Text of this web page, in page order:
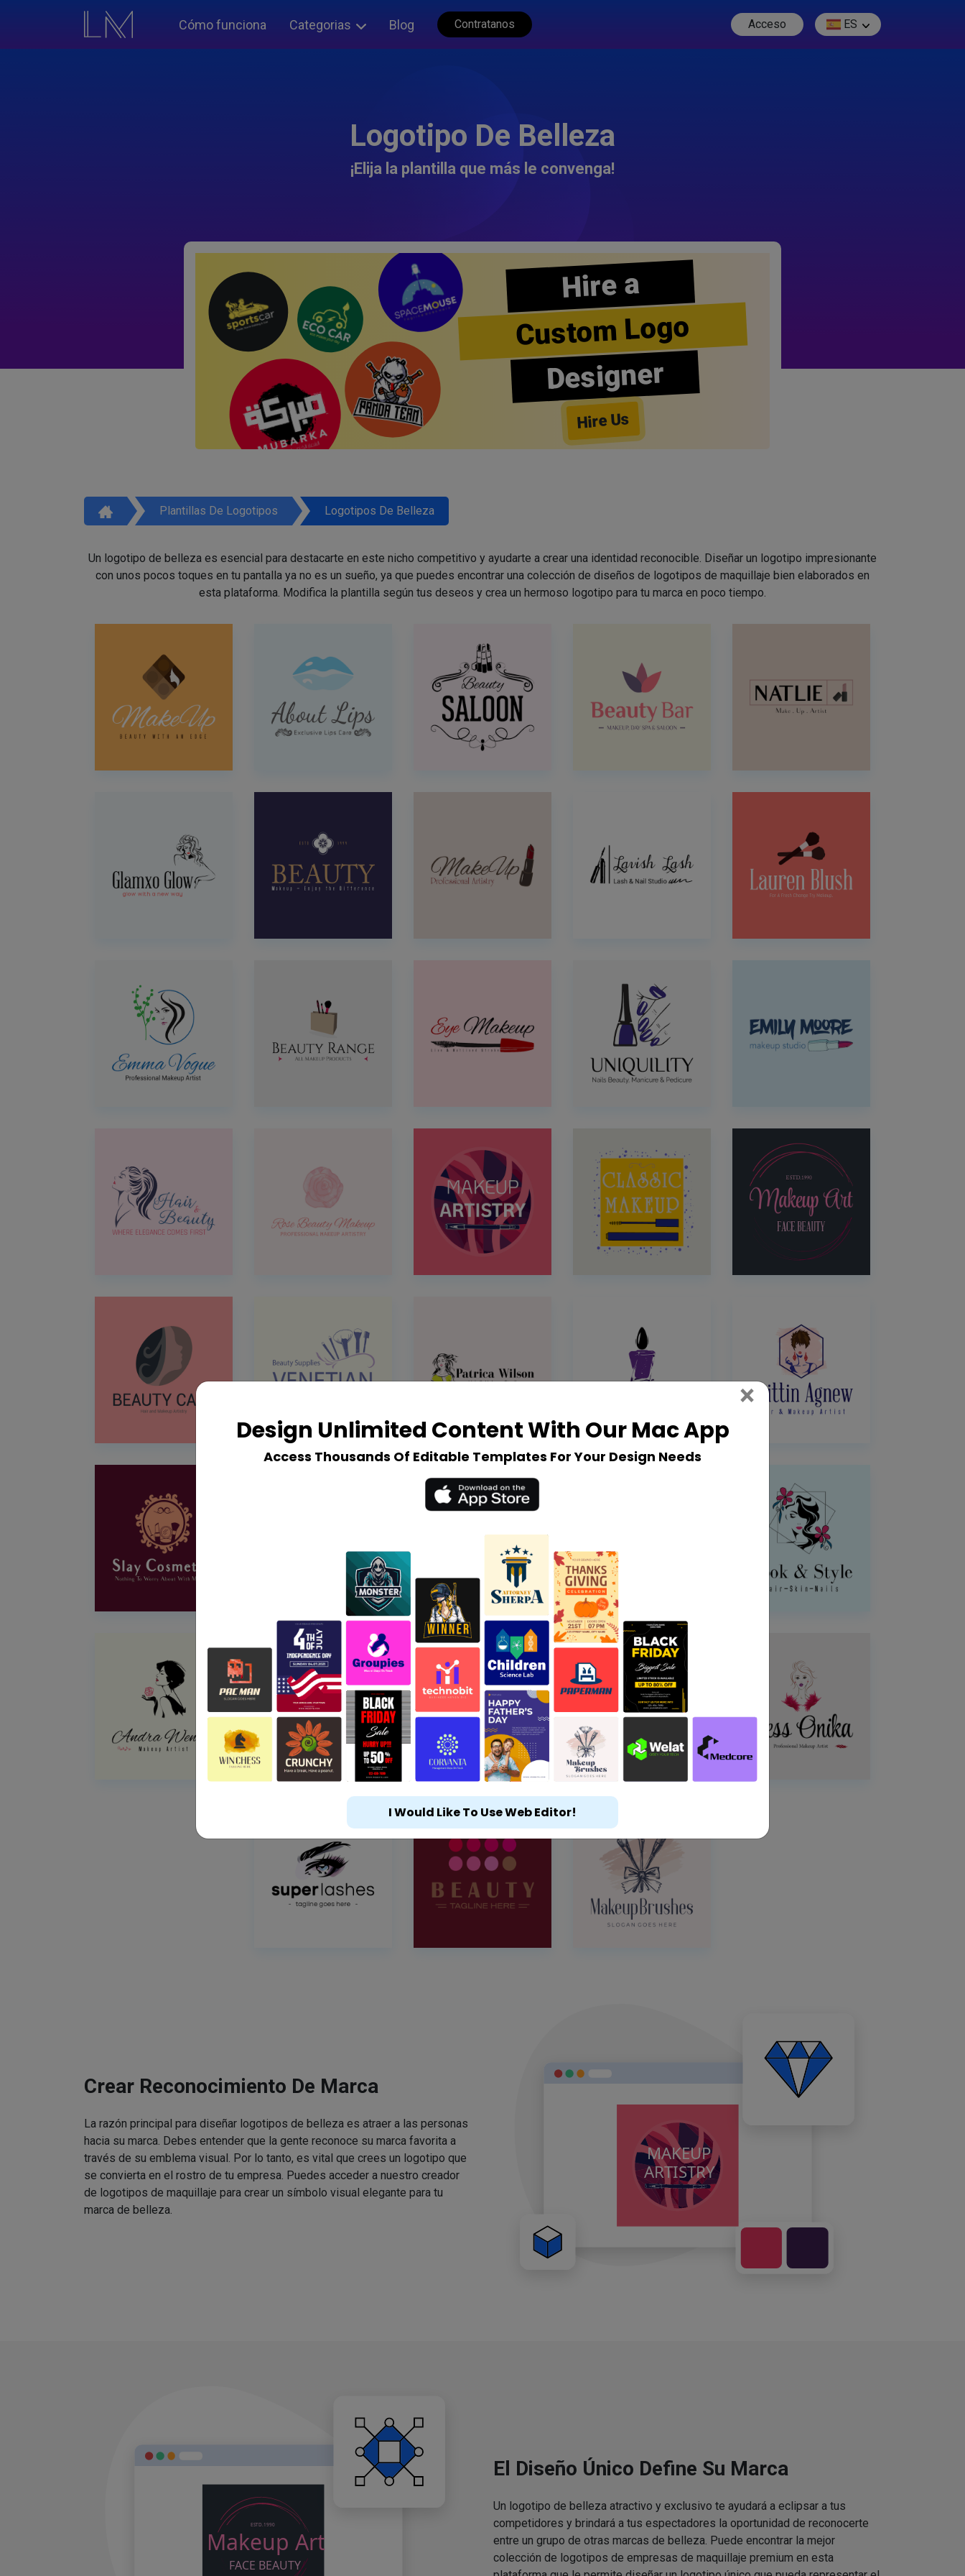
Cómo funciona Categorias Blog Contratanos Acceso ES
Logotipo De Belleza
¡Elija la plantilla que más le convenga!
Hire a
Custom Logo
Designer
Hire Us
Plantillas De Logotipos Logotipos De Belleza
Un logotipo de belleza es esencial para destacarte en este nicho competitivo y ayudarte a crear una identidad reconocible. Diseñar un logotipo impresionante
con unos pocos toques en tu pantalla ya no es un sueño, ya que puedes encontrar una colección de diseños de logotipos de maquillaje bien elaborados en
esta plataforma. Modifica la plantilla según tus deseos y crea un hermoso logotipo para tu marca en poco tiempo.
Crear Reconocimiento De Marca
La razón principal para diseñar logotipos de belleza es atraer a las personas
hacia su marca. Debes entender que la gente reconoce su marca favorita a
través de su emblema visual. Por lo tanto, es vital que crees un logotipo que
se convierta en el rostro de tu empresa. Puedes acceder a nuestro creador
de logotipos de maquillaje para crear un símbolo visual elegante para tu
marca de belleza.
El Diseño Único Define Su Marca
Un logotipo de belleza atractivo y exclusivo te ayudará a eclipsar a tus
competidores y brindará a tus espectadores la oportunidad de reconocerte
entre un grupo de otras marcas de belleza. Puede encontrar la mejor
colección de logotipos de empresas de maquillaje premium en esta
Design Unlimited Content With Our Mac App
Access Thousands Of Editable Templates For Your Design Needs
× Close
I Would Like To Use Web Editor!